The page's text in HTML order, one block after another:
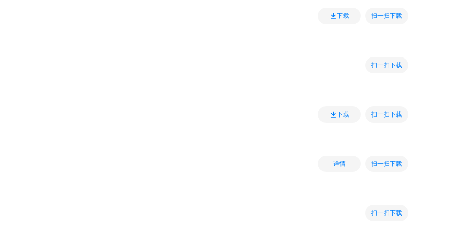
下载 扫一扫下载
扫一扫下载
下载 扫一扫下载
详情 扫一扫下载
扫一扫下载